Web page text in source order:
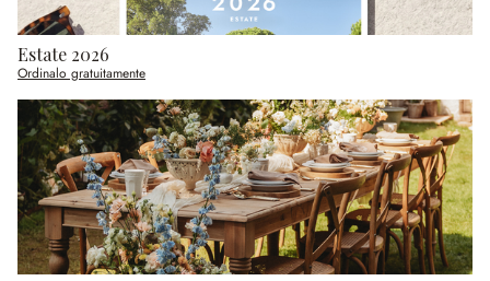
Estate 2026
Ordinalo gratuitamente